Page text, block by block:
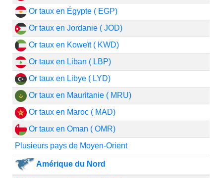
Or taux en Égypte ( EGP)
Or taux en Jordanie ( JOD)
Or taux en Koweït ( KWD)
Or taux en Liban ( LBP)
Or taux en Libye ( LYD)
Or taux en Mauritanie ( MRU)
Or taux en Maroc ( MAD)
Or taux en Oman ( OMR)
Plusieurs pays de Moyen-Orient
Amérique du Nord